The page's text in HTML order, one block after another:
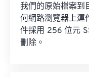
我們的原始檔案到
何網路瀏覽器上運
件採用 256 位元
刪除。